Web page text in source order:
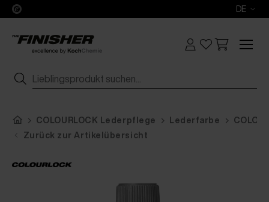
DE
COLOURLOCK Lederpflege Lederfarbe
Zurück zur Artikelübersicht